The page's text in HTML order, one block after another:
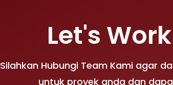
Let's
Silahkan Hubungi Team Kami agar
untuk proyek anda dan